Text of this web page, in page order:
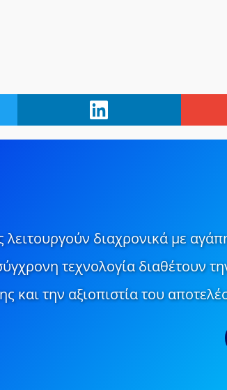
διαχρονικά με
τεχνολογία διαθέτουν
και την αξιοπιστία του